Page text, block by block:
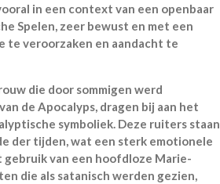
in een context van een openbaar
Spelen, zeer bewust en met een
te veroorzaken en aandacht te
die door sommigen werd
de Apocalyps, dragen bij aan het
symboliek. Deze ruiters staan
der tijden, wat een sterk emotionele
van een hoofdloze Marie-
die als satanisch werden gezien,